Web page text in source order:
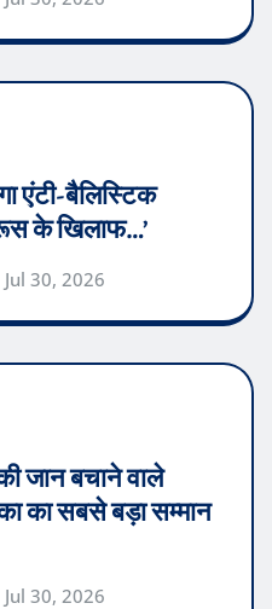
एंटी-बैलिस्टिक
के खिलाफ…’
Jul 30, 2026
जान बचाने वाले
का सबसे बड़ा सम्मान
Jul 30, 2026